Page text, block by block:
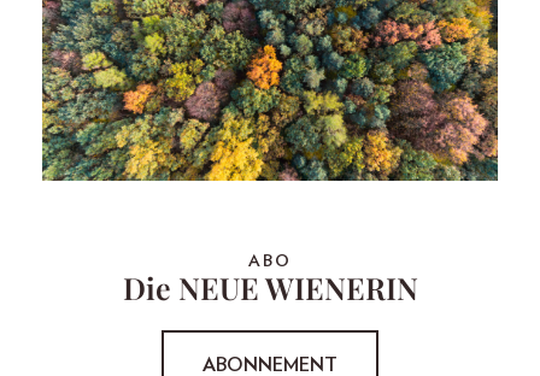
ABO
Die NEUE WIENERIN
ABONNEMENT